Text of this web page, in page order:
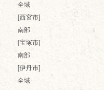
全域
[西宮市]
南部
[宝塚市]
南部
[伊丹市]
全域